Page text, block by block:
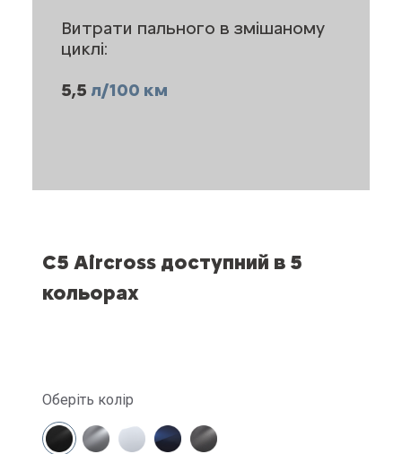
Витрати пального в змішаному
циклі:
5,5 л/100 км
C5 Aircross доступний в 5
кольорах